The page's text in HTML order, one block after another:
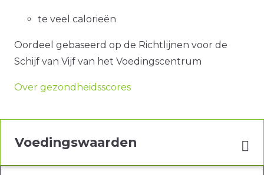
te veel calorieën
Oordeel gebaseerd op de Richtlijnen voor de
Schijf van Vijf van het Voedingscentrum
Over gezondheidsscores
Voedingswaarden